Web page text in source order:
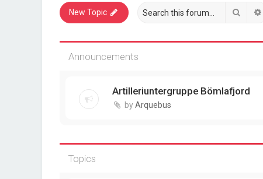
New Topic Search
Announcements
Artilleriuntergruppe Bömlafjord
byArquebus
Topics